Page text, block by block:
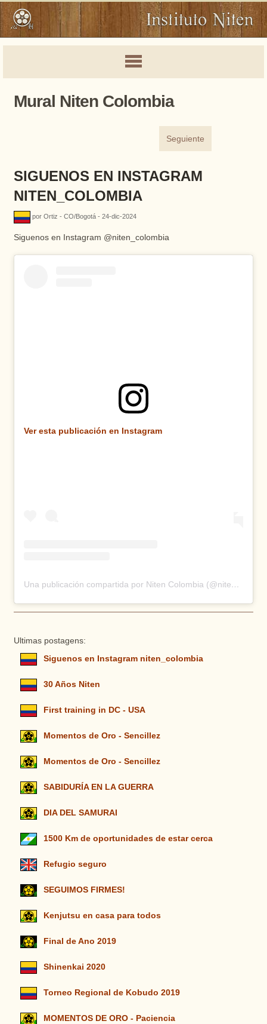
Mural Niten Colombia
Seguiente
SIGUENOS EN INSTAGRAM
NITEN_COLOMBIA
por Ortiz - CO/Bogotá - 24-dic-2024
Siguenos en Instagram @niten_colombia
Ver esta publicación en Instagram
Una publicación compartida por Niten Colombia (@niten_colombia)
Ultimas postagens:
Siguenos en Instagram niten_colombia
30 Años Niten
First training in DC - USA
Momentos de Oro - Sencillez
Momentos de Oro - Sencillez
SABIDURÍA EN LA GUERRA
DIA DEL SAMURAI
1500 Km de oportunidades de estar cerca
Refugio seguro
SEGUIMOS FIRMES!
Kenjutsu en casa para todos
Final de Ano 2019
Shinenkai 2020
Torneo Regional de Kobudo 2019
MOMENTOS DE ORO - Paciencia